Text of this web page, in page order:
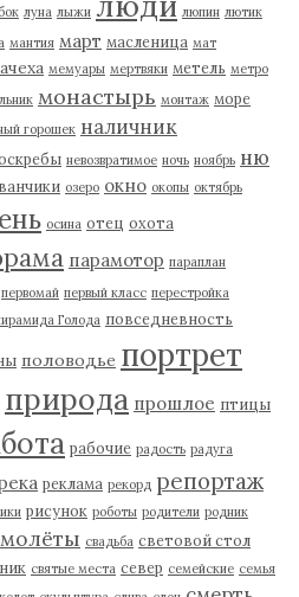
луна лыжи люпин лютик
мантия март масленица мат
мемуары мертвяки метель метро
монастырь монтаж море
горошек наличник
невозвратимое ночь ноябрь ню
озеро окно окопы октябрь
осина отец охота
парамотор параплан
первомай первый класс перестройка
Голода повседневность
половодье портрет
природа прошлое птицы
рабочие радость радуга
реклама рекорд репортаж
рисунок роботы родители родник
свадьба световой стол
святые места север семейские семья